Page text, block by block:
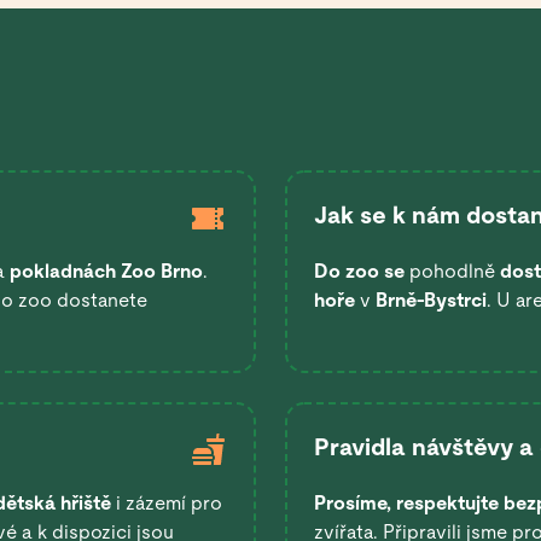
pokladnách Zoo Brno.
zoo dostanete
Jak se k nám
Do zoo se pohodlně
hoře v Brně-Bystrci. U
hřiště i zázemí pro
a k dispozici jsou
Pravidla návštěvy
Prosíme, respektujte
zvířata. Připravili jsme